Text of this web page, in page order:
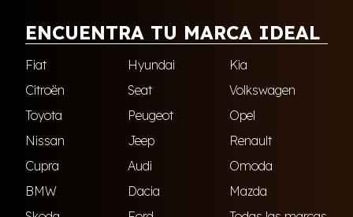
ENCUENTRA TU MARCA IDEAL
Fiat Hyundai
Kia
Citroën
Seat
Volkswagen
Toyota
Peugeot
Opel
Nissan
Jeep
Renault
Cupra
Audi
Omoda
BMW
Dacia
Mazda